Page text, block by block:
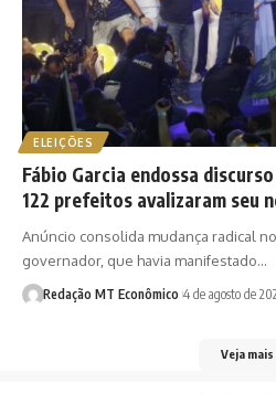
ELEIÇÕES
Fábio Garcia endossa
122 prefeitos avalizaram seu
Anúncio consolida mudança radical
governador, que havia manifestado…
Redação MT Econômico 4 de agosto de
Veja mais